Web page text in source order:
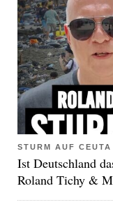
STURM AUF CEUTA
Ist Deutschland
Roland Tichy &